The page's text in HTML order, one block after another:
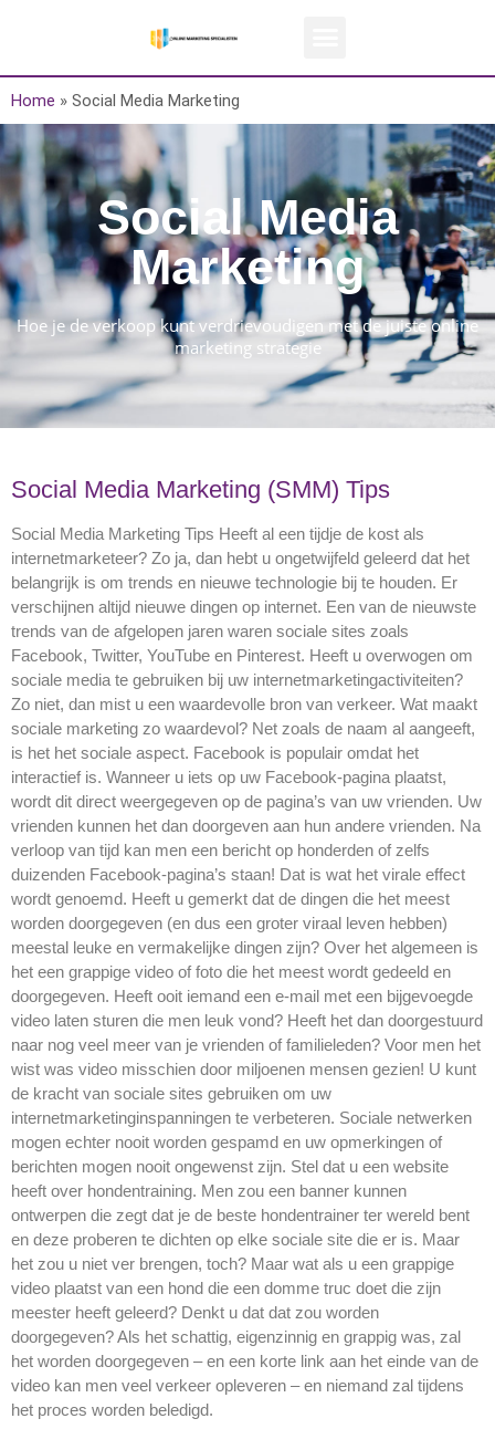
Home » Social Media Marketing
Social Media
Marketing
Hoe je de verkoop kunt verdrievoudigen met de juiste online
marketing strategie
Social Media Marketing (SMM) Tips
Social Media Marketing Tips Heeft al een tijdje de kost als
internetmarketeer? Zo ja, dan hebt u ongetwijfeld geleerd dat het
belangrijk is om trends en nieuwe technologie bij te houden. Er
verschijnen altijd nieuwe dingen op internet. Een van de nieuwste
trends van de afgelopen jaren waren sociale sites zoals
Facebook, Twitter, YouTube en Pinterest. Heeft u overwogen om
sociale media te gebruiken bij uw internetmarketingactiviteiten?
Zo niet, dan mist u een waardevolle bron van verkeer. Wat maakt
sociale marketing zo waardevol? Net zoals de naam al aangeeft,
is het het sociale aspect. Facebook is populair omdat het
interactief is. Wanneer u iets op uw Facebook-pagina plaatst,
wordt dit direct weergegeven op de pagina’s van uw vrienden. Uw
vrienden kunnen het dan doorgeven aan hun andere vrienden. Na
verloop van tijd kan men een bericht op honderden of zelfs
duizenden Facebook-pagina’s staan! Dat is wat het virale effect
wordt genoemd. Heeft u gemerkt dat de dingen die het meest
worden doorgegeven (en dus een groter viraal leven hebben)
meestal leuke en vermakelijke dingen zijn? Over het algemeen is
het een grappige video of foto die het meest wordt gedeeld en
doorgegeven. Heeft ooit iemand een e-mail met een bijgevoegde
video laten sturen die men leuk vond? Heeft het dan doorgestuurd
naar nog veel meer van je vrienden of familieleden? Voor men het
wist was video misschien door miljoenen mensen gezien! U kunt
de kracht van sociale sites gebruiken om uw
internetmarketinginspanningen te verbeteren. Sociale netwerken
mogen echter nooit worden gespamd en uw opmerkingen of
berichten mogen nooit ongewenst zijn. Stel dat u een website
heeft over hondentraining. Men zou een banner kunnen
ontwerpen die zegt dat je de beste hondentrainer ter wereld bent
en deze proberen te dichten op elke sociale site die er is. Maar
het zou u niet ver brengen, toch? Maar wat als u een grappige
video plaatst van een hond die een domme truc doet die zijn
meester heeft geleerd? Denkt u dat dat zou worden
doorgegeven? Als het schattig, eigenzinnig en grappig was, zal
het worden doorgegeven – en een korte link aan het einde van de
video kan men veel verkeer opleveren – en niemand zal tijdens
het proces worden beledigd.